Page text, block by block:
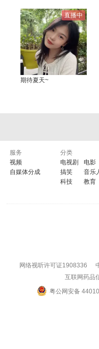
直播中
期待夏天~
服务
视频
自媒体分成
分类
电视剧
电影
搞笑
音乐
科技
教育
网络视听许可证1908336
互联网药品
粤公网安备